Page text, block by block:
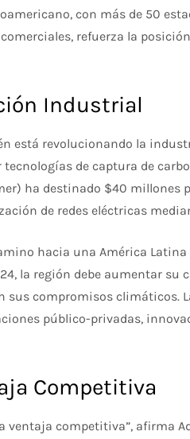
con más de 50
refuerza la
Industrial
está revolucionando la
de captura de
ha destinado $40
de redes eléctricas
hacia una América
la región debe aumentar su
sus compromisos climáticos.
público-privadas,
Competitiva
ventaja competitiva”, afirma